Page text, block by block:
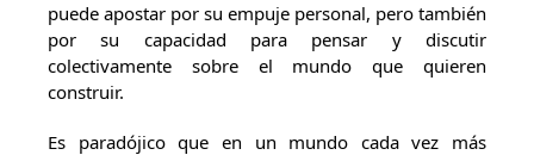
puede apostar por su empuje personal, pero también
por su capacidad para pensar y discutir
colectivamente sobre el mundo que quieren
construir.
Es paradójico que en un mundo cada vez más